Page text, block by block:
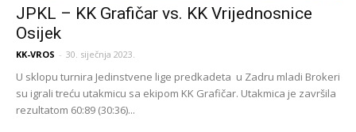
JPKL – KK Grafičar vs. KK Vrijednosnice
Osijek
KK-VROS - 30. siječnja 2023.
U sklopu turnira Jedinstvene lige predkadeta u Zadru mladi Brokeri
su igrali treću utakmicu sa ekipom KK Grafičar. Utakmica je završila
rezultatom 60:89 (30:36)...